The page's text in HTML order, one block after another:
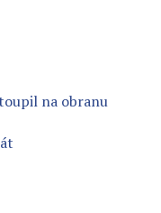
na obranu